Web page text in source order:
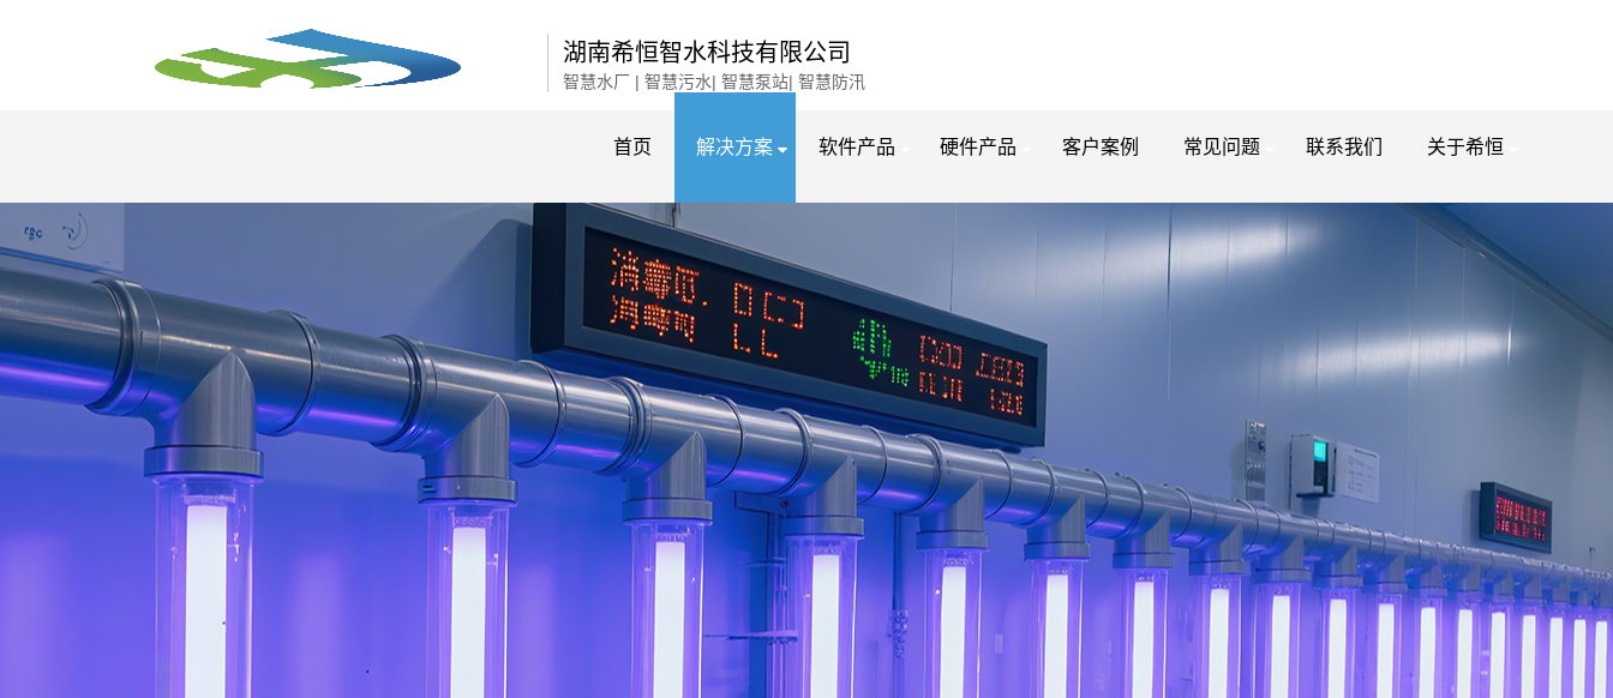
湖南希恒智水科技有限公司
智慧水厂 | 智慧污水| 智慧泵站| 智慧防汛
首页 解决方案 软件产品 硬件产品 客户案例 常见问题 联系我们 关于希恒